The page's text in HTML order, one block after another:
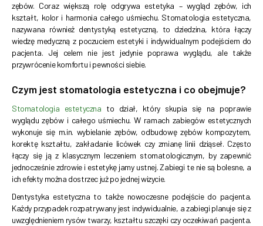
zębów. Coraz większą rolę odgrywa estetyka – wygląd zębów, ich
kształt, kolor i harmonia całego uśmiechu. Stomatologia estetyczna,
nazywana również dentystyką estetyczną, to dziedzina, która łączy
wiedzę medyczną z poczuciem estetyki i indywidualnym podejściem do
pacjenta. Jej celem nie jest jedynie poprawa wyglądu, ale także
przywrócenie komfortu i pewności siebie.
Czym jest stomatologia estetyczna i co obejmuje?
Stomatologia estetyczna to dział, który skupia się na poprawie
wyglądu zębów i całego uśmiechu. W ramach zabiegów estetycznych
wykonuje się m.in. wybielanie zębów, odbudowę zębów kompozytem,
korektę kształtu, zakładanie licówek czy zmianę linii dziąseł. Często
łączy się ją z klasycznym leczeniem stomatologicznym, by zapewnić
jednocześnie zdrowie i estetykę jamy ustnej. Zabiegi te nie są bolesne, a
ich efekty można dostrzec już po jednej wizycie.
Dentystyka estetyczna to także nowoczesne podejście do pacjenta.
Każdy przypadek rozpatrywany jest indywidualnie, a zabiegi planuje się z
uwzględnieniem rysów twarzy, kształtu szczęki czy oczekiwań pacjenta.